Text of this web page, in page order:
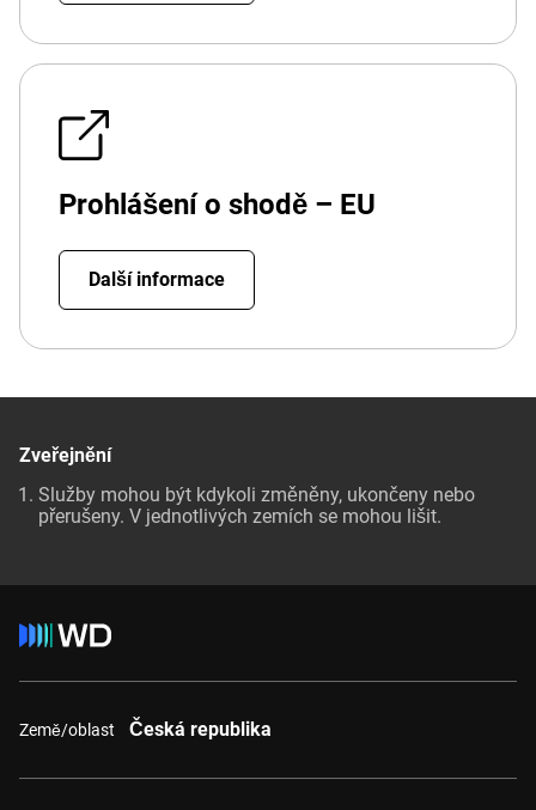
Prohlášení o shodě – EU
Další informace
Zveřejnění
Služby mohou být kdykoli změněny, ukončeny nebo
přerušeny. V jednotlivých zemích se mohou lišit.
Země/oblast Česká republika